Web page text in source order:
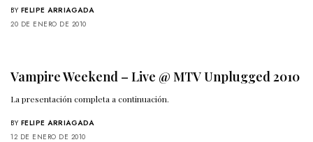
BY FELIPE ARRIAGADA
20 DE ENERO DE 2010
Vampire Weekend – Live @ MTV Unplugged 2010
La presentación completa a continuación.
BY FELIPE ARRIAGADA
12 DE ENERO DE 2010